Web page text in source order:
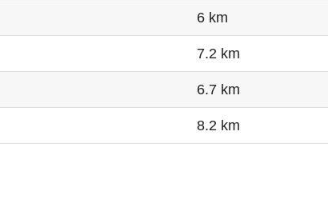
6 km
7.2 km
6.7 km
8.2 km